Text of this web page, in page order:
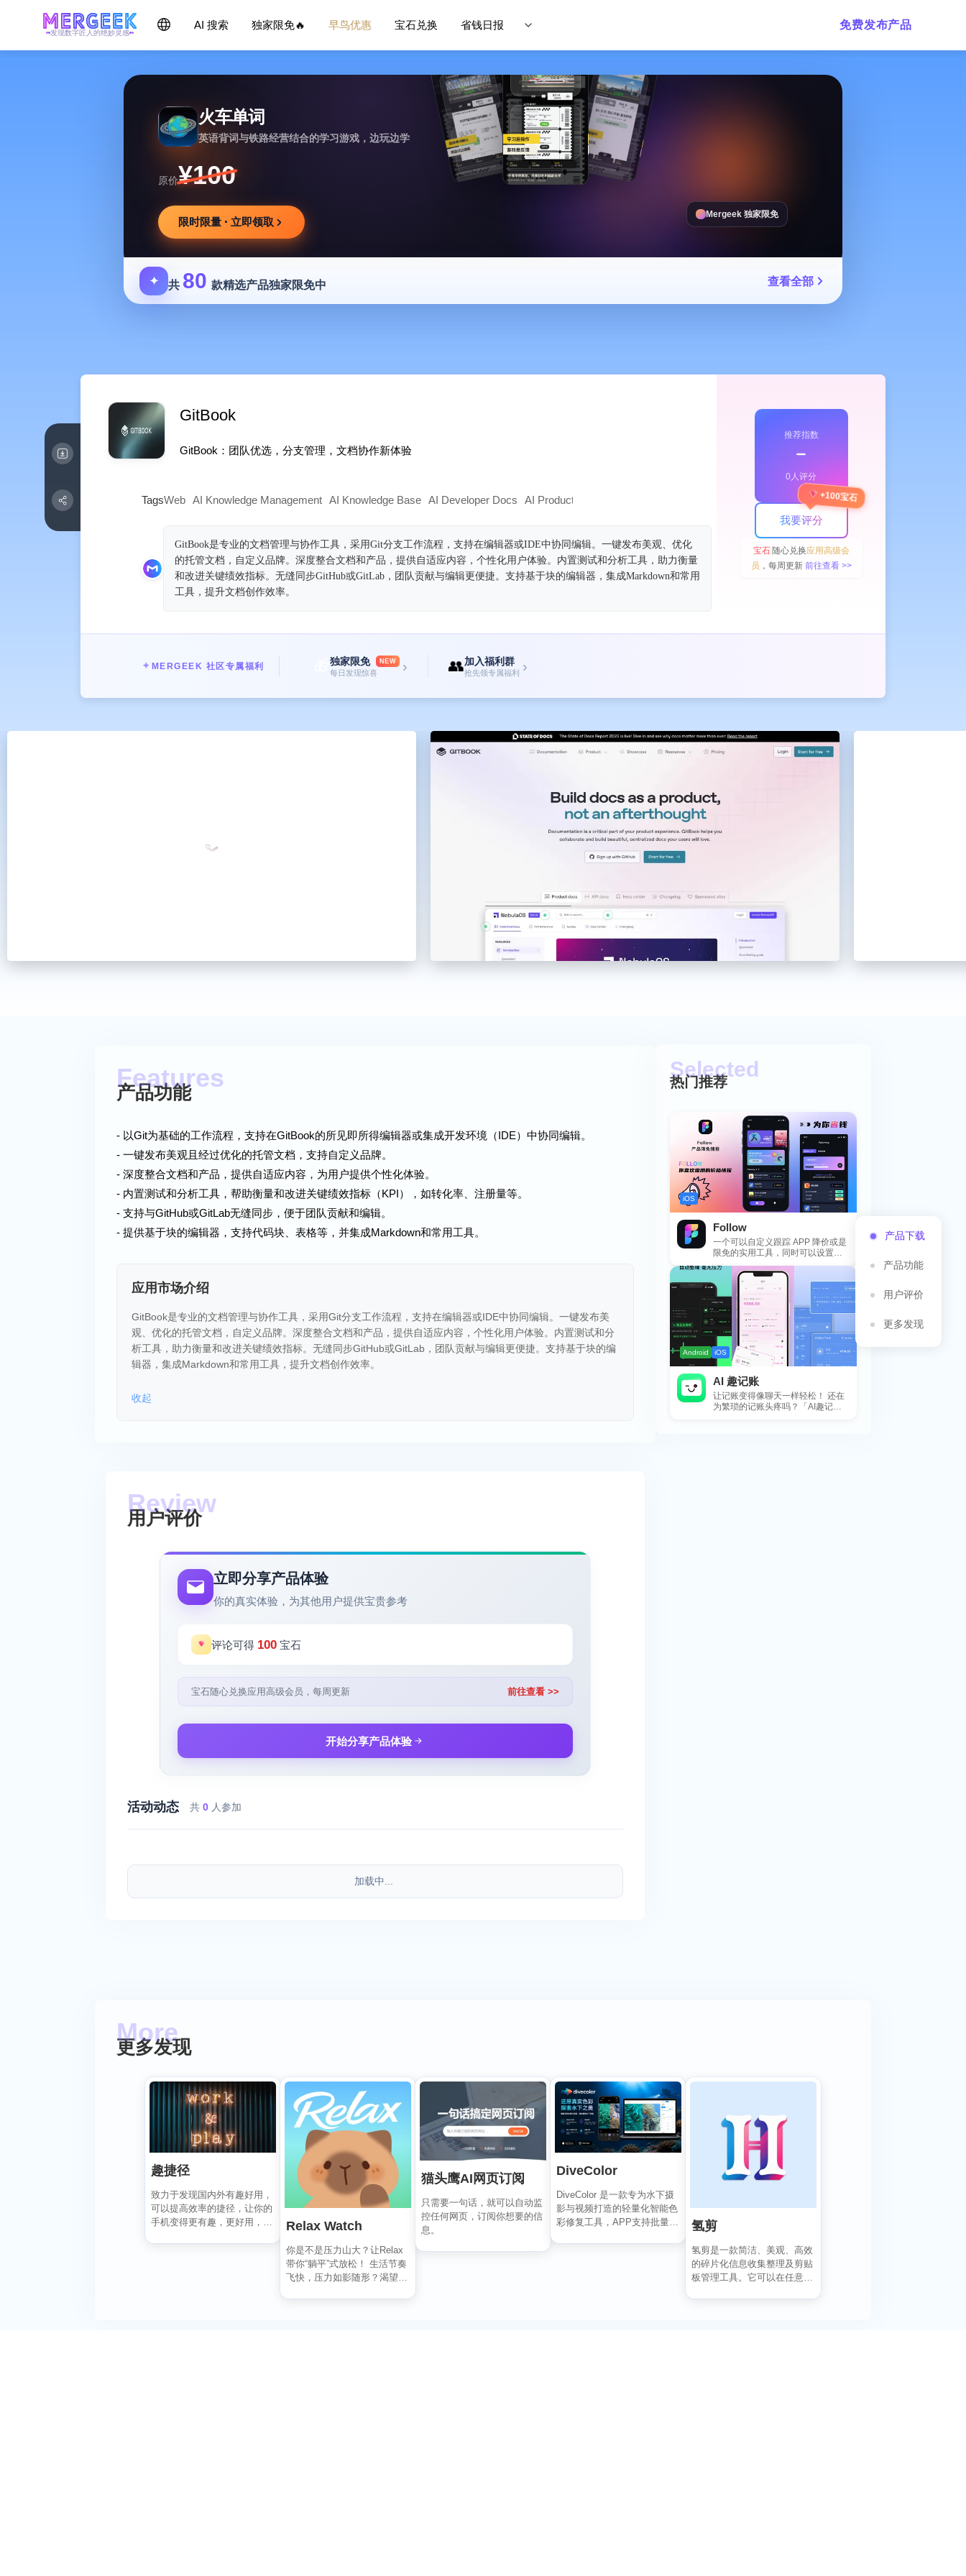
发现数字匠人的绝妙灵感
AI 搜索 独家限免🔥 早鸟优惠 宝石兑换 省钱日报 免费发布产品
火车单词
英语背词与铁路经营结合的学习游戏，边玩边学
原价¥100
限时限量 · 立即领取
Mergeek 独家限免
✦ 共 80 款精选产品独家限免中 查看全部
GitBook
GitBook：团队优选，分支管理，文档协作新体验
TagsWeb AI Knowledge Management AI Knowledge Base AI Developer Docs AI Product Description Generator
GitBook是专业的文档管理与协作工具，采用Git分支工作流程，支持在编辑器或IDE中协同编辑。一键发布美观、优化
的托管文档，自定义品牌。深度整合文档和产品，提供自适应内容，个性化用户体验。内置测试和分析工具，助力衡量
和改进关键绩效指标。无缝同步GitHub或GitLab，团队贡献与编辑更便捷。支持基于块的编辑器，集成Markdown和常用
工具，提升文档创作效率。
推荐指数
﹣
0人评分
我要评分
+100宝石
宝石随心兑换应用高级会
员 ，每周更新 前往查看 >>
✦ MERGEEK 社区专属福利 独家限免 NEW
每日发现惊喜 › 👥加入福利群
抢先领专属福利 ›
产品下载
产品功能
用户评价
更多发现
产品功能
- 以Git为基础的工作流程，支持在GitBook的所见即所得编辑器或集成开发环境（IDE）中协同编辑。
- 一键发布美观且经过优化的托管文档，支持自定义品牌。
- 深度整合文档和产品，提供自适应内容，为用户提供个性化体验。
- 内置测试和分析工具，帮助衡量和改进关键绩效指标（KPI），如转化率、注册量等。
- 支持与GitHub或GitLab无缝同步，便于团队贡献和编辑。
- 提供基于块的编辑器，支持代码块、表格等，并集成Markdown和常用工具。
应用市场介绍
GitBook是专业的文档管理与协作工具，采用Git分支工作流程，支持在编辑器或IDE中协同编辑。一键发布美
观、优化的托管文档，自定义品牌。深度整合文档和产品，提供自适应内容，个性化用户体验。内置测试和分
析工具，助力衡量和改进关键绩效指标。无缝同步GitHub或GitLab，团队贡献与编辑更便捷。支持基于块的编
辑器，集成Markdown和常用工具，提升文档创作效率。
收起
用户评价
立即分享产品体验
你的真实体验，为其他用户提供宝贵参考
评论可得 100 宝石
宝石随心兑换应用高级会员，每周更新 前往查看 >>
开始分享产品体验
活动动态 共 0 人参加
加载中...
热门推荐
iOS
Follow
一个可以自定义跟踪 APP 降价或是
限免的实用工具，同时可以设置包
括 APP，游戏，热门类和精选类
Android iOS
AI 趣记账
让记账变得像聊天一样轻松！ 还在
为繁琐的记账头疼吗？「AI趣记
更多发现
趣捷径
致力于发现国内外有趣好用，
可以提高效率的捷径，让你的
手机变得更有趣，更好用，
Relax Watch
你是不是压力山大？让Relax
带你“躺平”式放松！ 生活节奏
飞快，压力如影随形？渴望片
猫头鹰AI网页订阅
只需要一句话，就可以自动监
控任何网页，订阅你想要的信
息。
DiveColor
DiveColor 是一款专为水下摄
影与视频打造的轻量化智能色
彩修复工具，APP支持批量编
氢剪
氢剪是一款简洁、美观、高效
的碎片化信息收集整理及剪贴
板管理工具。它可以在任意位